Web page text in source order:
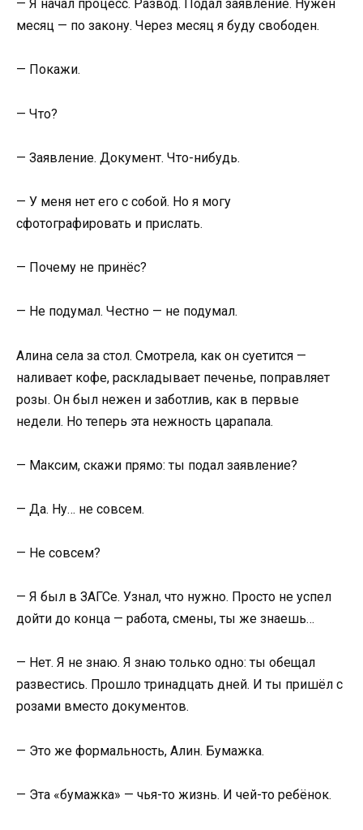
— Я начал процесс. Развод. Подал заявление. Нужен
месяц — по закону. Через месяц я буду свободен.
— Покажи.
— Что?
— Заявление. Документ. Что-нибудь.
— У меня нет его с собой. Но я могу
сфотографировать и прислать.
— Почему не принёс?
— Не подумал. Честно — не подумал.
Алина села за стол. Смотрела, как он суетится —
наливает кофе, раскладывает печенье, поправляет
розы. Он был нежен и заботлив, как в первые
недели. Но теперь эта нежность царапала.
— Максим, скажи прямо: ты подал заявление?
— Да. Ну… не совсем.
— Не совсем?
— Я был в ЗАГСе. Узнал, что нужно. Просто не успел
дойти до конца — работа, смены, ты же знаешь…
— Нет. Я не знаю. Я знаю только одно: ты обещал
развестись. Прошло тринадцать дней. И ты пришёл с
розами вместо документов.
— Это же формальность, Алин. Бумажка.
— Эта «бумажка» — чья-то жизнь. И чей-то ребёнок.